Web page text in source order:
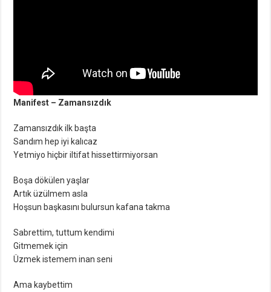
Manifest – Zamansızdık
Zamansızdık ilk başta
Sandım hep iyi kalıcaz
Yetmiyo hiçbir iltifat hissettirmiyorsan
Boşa dökülen yaşlar
Artık üzülmem asla
Hoşsun başkasını bulursun kafana takma
Sabrettim, tuttum kendimi
Gitmemek için
Üzmek istemem inan seni
Ama kaybettim